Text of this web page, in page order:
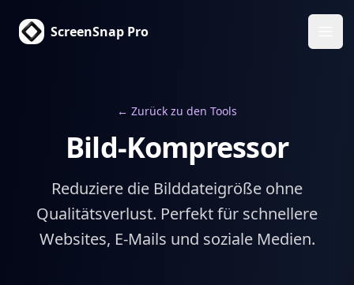
ScreenSnap Pro
← Zurück zu den Tools
Bild-Kompressor
Reduziere die Bilddateigröße ohne
Qualitätsverlust. Perfekt für schnellere
Websites, E-Mails und soziale Medien.